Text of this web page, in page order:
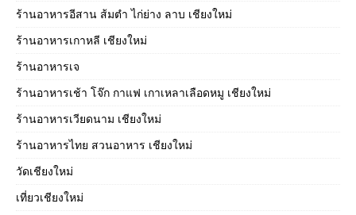
ร้านอาหารอีสาน ส้มตำ ไก่ย่าง ลาบ เชียงใหม่
ร้านอาหารเกาหลี เชียงใหม่
ร้านอาหารเจ
ร้านอาหารเช้า โจ๊ก กาแฟ เกาเหลาเลือดหมู เชียงใหม่
ร้านอาหารเวียดนาม เชียงใหม่
ร้านอาหารไทย สวนอาหาร เชียงใหม่
วัดเชียงใหม่
เที่ยวเชียงใหม่